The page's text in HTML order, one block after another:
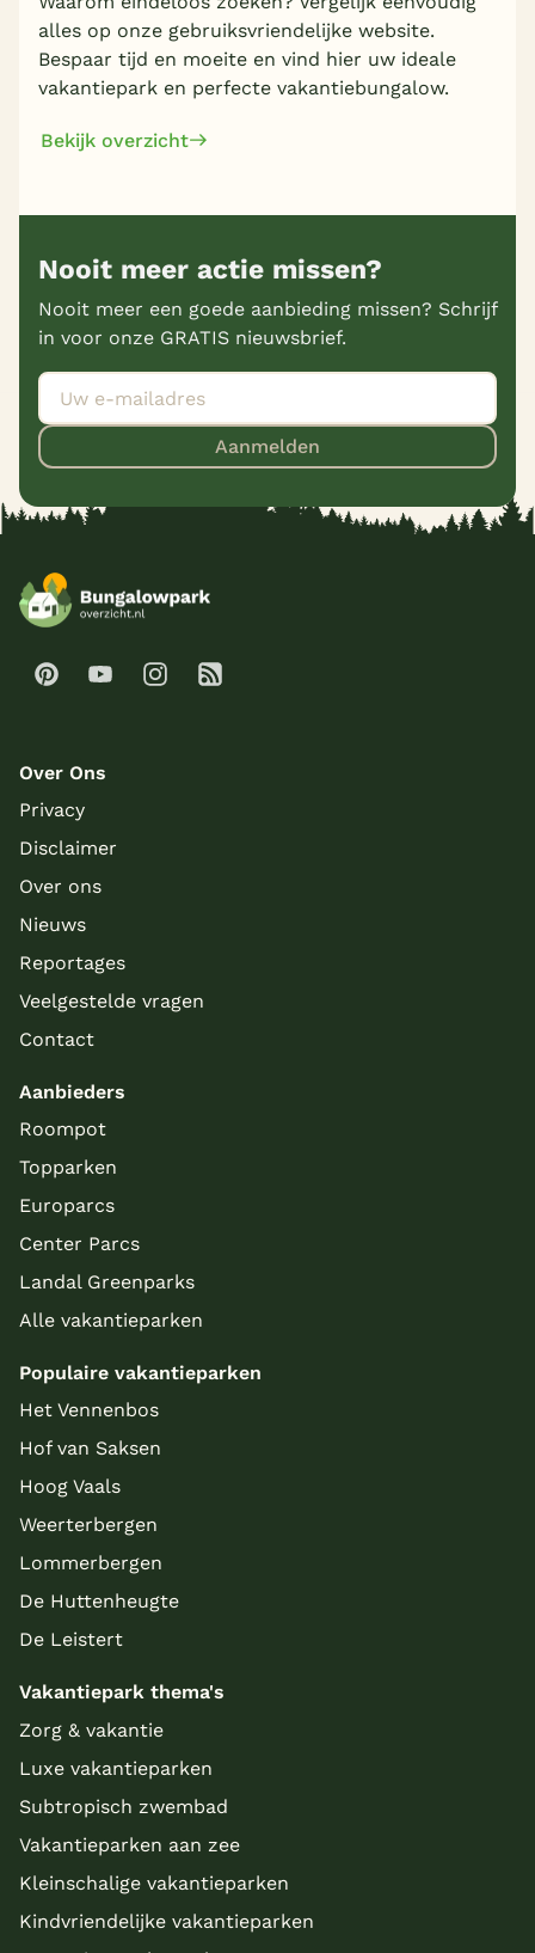
alles op onze gebruiksvriendelijke website.
Bespaar tijd en moeite en vind hier uw ideale
vakantiepark en perfecte vakantiebungalow.
Bekijk overzicht
Nooit meer actie missen?
Nooit meer een goede aanbieding missen? Schrijf
in voor onze GRATIS nieuwsbrief.
Aanmelden
Over Ons
Privacy
Disclaimer
Over ons
Nieuws
Reportages
Veelgestelde vragen
Contact
Aanbieders
Roompot
Topparken
Europarcs
Center Parcs
Landal Greenparks
Alle vakantieparken
Populaire vakantieparken
Het Vennenbos
Hof van Saksen
Hoog Vaals
Weerterbergen
Lommerbergen
De Huttenheugte
De Leistert
Vakantiepark thema's
Zorg & vakantie
Luxe vakantieparken
Subtropisch zwembad
Vakantieparken aan zee
Kleinschalige vakantieparken
Kindvriendelijke vakantieparken